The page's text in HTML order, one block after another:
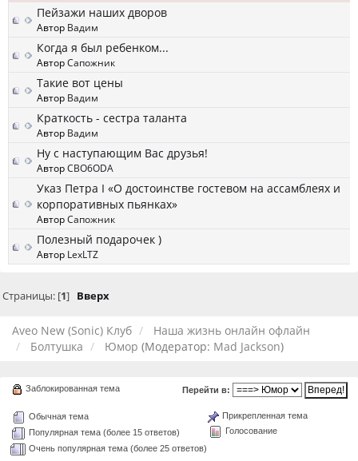
Пейзажи наших дворов
Автор Вадим
Когда я был ребенком...
АвторСапожник
Такие вот цены
Автор Вадим
Краткость - сестра таланта
Автор Вадим
Ну с наступающим Вас друзья!
АвторCBO6ODA
Указ Петра I «О достоинстве гостевом на ассамблеях и
корпоративных пьянках»
АвторСапожник
Полезный подарочек )
Автор LexLTZ
Страницы: [1] Вверх
Aveo New (Sonic) Клуб
Наша жизнь онлайн офлайн
Болтушка
Юмор (Модератор: Mad Jackson)
Перейти в:
Обычная тема
Популярная тема (более 15 ответов)
Очень популярная тема (более 25 ответов)
Заблокированная тема
Прикрепленная тема
Голосование